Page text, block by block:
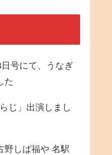
日号にて、うなぎ
た
じ」出演しまし
しば福や 名駅